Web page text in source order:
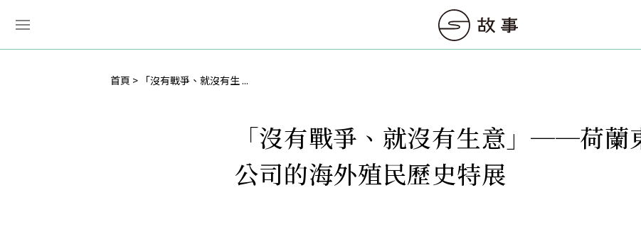
首頁 「沒有戰爭、就沒有生 ...
「沒有戰爭、就沒有生意」──荷蘭
公司的海外殖民歷史特展